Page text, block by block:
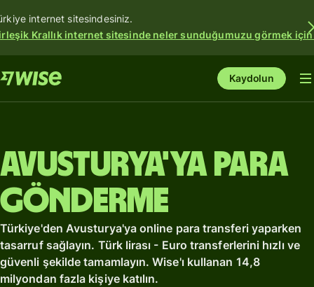
internet sitesindesiniz.
Krallık internet sitesinde neler sunduğumuzu görmek için
Kaydolun
Avusturya'ya para
gönderme
Türkiye'den Avusturya'ya online para transferi yaparken
tasarruf sağlayın. Türk lirası - Euro transferlerini hızlı ve
güvenli şekilde tamamlayın. Wise'ı kullanan 14,8
milyondan fazla kişiye katılın.